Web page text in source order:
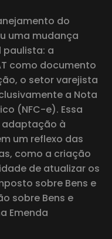
do
uma mudança
paulista: a
como documento
o setor varejista
a Nota
(NFC-e). Essa
adaptação à
um reflexo das
como a criação
de atualizar os
sobre Bens e
sobre Bens e
Emenda